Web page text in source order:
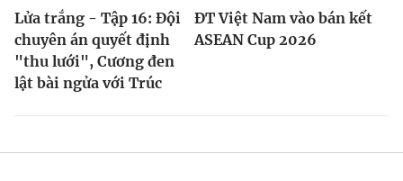
Lửa trắng - Tập 16: Đội
chuyên án quyết định
"thu lưới", Cương đen
lật bài ngửa với Trúc
ĐT Việt Nam vào bán kết
ASEAN Cup 2026